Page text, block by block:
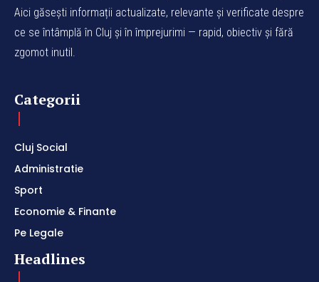
Aici găsești informații actualizate, relevante și verificate despre
ce se întâmplă în Cluj și în împrejurimi — rapid, obiectiv și fără
zgomot inutil.
Categorii
Cluj Social
Administratie
Sport
Economie & Finante
Pe Legale
Headlines